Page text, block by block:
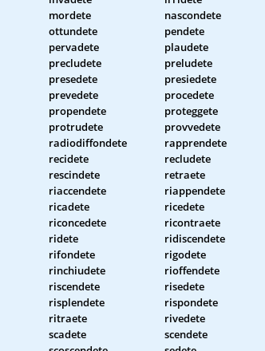
mordete nascondete
ottundete pendete
pervadete plaudete
precludete preludete
presedete presiedete
prevedete procedete
propendete proteggete
protrudete provvedete
radiodiffondete rapprendete
recidete recludete
rescindete retraete
riaccendete riappendete
ricadete ricedete
riconcedete ricontraete
ridete ridiscendete
rifondete rigodete
rinchiudete rioffendete
riscendete risedete
risplendete rispondete
ritraete rivedete
scadete scendete